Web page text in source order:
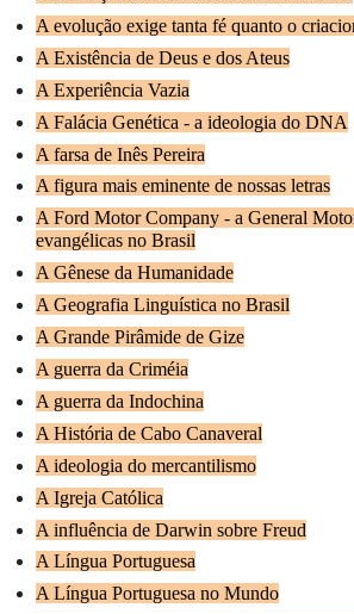
A evolução exige tanta fé quanto o
A Existência de Deus e dos Ateus
A Experiência Vazia
A Falácia Genética - a ideologia do DNA
A farsa de Inês Pereira
A figura mais eminente de nossas letras
A Ford Motor Company - a General
evangélicas no Brasil
A Gênese da Humanidade
A Geografia Linguística no Brasil
A Grande Pirâmide de Gize
A guerra da Criméia
A guerra da Indochina
A História de Cabo Canaveral
A ideologia do mercantilismo
A Igreja Católica
A influência de Darwin sobre Freud
A Língua Portuguesa
A Língua Portuguesa no Mundo